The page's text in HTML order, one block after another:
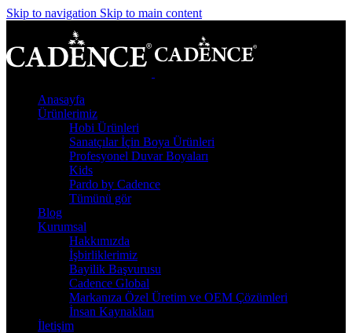
Skip to navigation Skip to main content
Anasayfa
Ürünlerimiz
Hobi Ürünleri
Sanatçılar İçin Boya Ürünleri
Profesyonel Duvar Boyaları
Kids
Pardo by Cadence
Tümünü gör
Blog
Kurumsal
Hakkımızda
İşbirliklerimiz
Bayilik Başvurusu
Cadence Global
Markanıza Özel Üretim ve OEM Çözümleri
İnsan Kaynakları
İletişim